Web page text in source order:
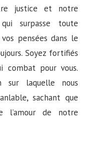
justice et notre
surpasse toute
pensées dans le
Soyez fortifiés
combat pour vous.
laquelle nous
sachant que
l’amour de notre